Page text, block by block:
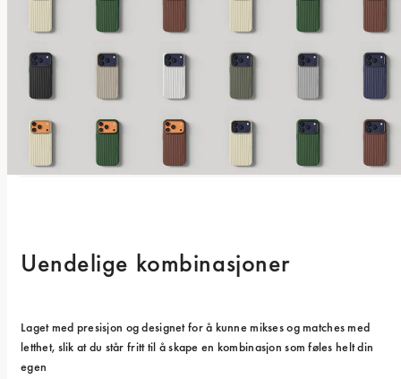
Uendelige kombinasjoner
Laget med presisjon og designet for å kunne mikses og matches med
letthet, slik at du står fritt til å skape en kombinasjon som føles helt din
egen